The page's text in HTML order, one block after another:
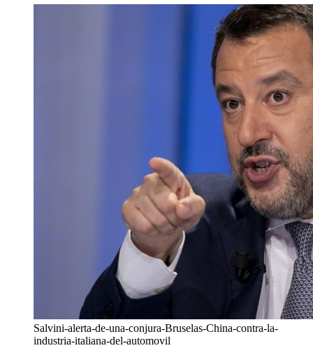
Salvini-alerta-de-una-conjura-Bruselas-China-contra-la-
industria-italiana-del-automovil